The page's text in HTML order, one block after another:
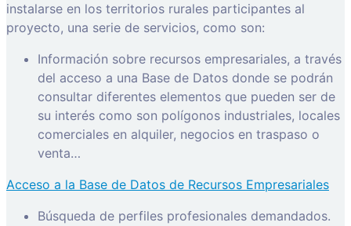
instalarse en los territorios rurales participantes al
proyecto, una serie de servicios, como son:
Información sobre recursos empresariales, a través
del acceso a una Base de Datos donde se podrán
consultar diferentes elementos que pueden ser de
su interés como son polígonos industriales, locales
comerciales en alquiler, negocios en traspaso o
venta…
Acceso a la Base de Datos de Recursos Empresariales
Búsqueda de perfiles profesionales demandados.